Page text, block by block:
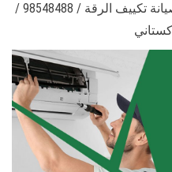
خدمة صيانة تكييف الرقة / 98548488 /